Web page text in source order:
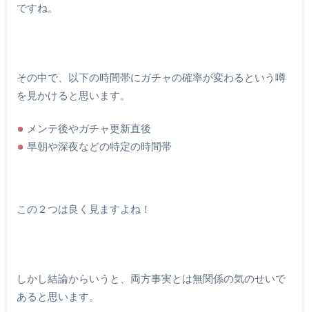
ですね。
その中で、以下の時間帯にガチャの確率が変わるという噂
を見かけると思います。
メンテ後やガチャ更新直後
早朝や深夜などの特定の時間帯
この２つは良く見ますよね！
しかし結論からいうと、両方事実とは無関係の気のせいで
あると思います。